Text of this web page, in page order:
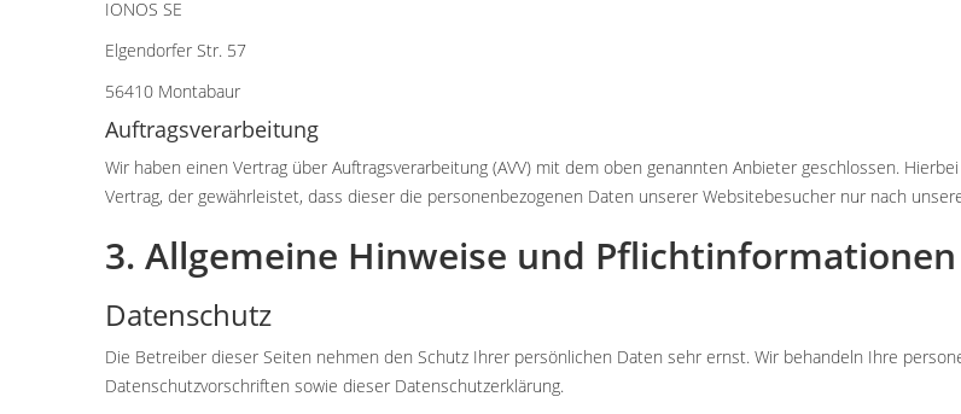
IONOS SE
Elgendorfer Str. 57
56410 Montabaur
Auftragsverarbeitung
Wir haben einen Vertrag über Auftragsverarbeitung (AVV) mit dem oben genannten Anbieter geschlossen.
Vertrag, der gewährleistet, dass dieser die personenbezogenen Daten unserer Websitebesucher nur nach
3. Allgemeine Hinweise und Pflicht­informationen
Datenschutz
Die Betreiber dieser Seiten nehmen den Schutz Ihrer persönlichen Daten sehr ernst. Wir behandeln Ihre
Datenschutzvorschriften sowie dieser Datenschutzerklärung.